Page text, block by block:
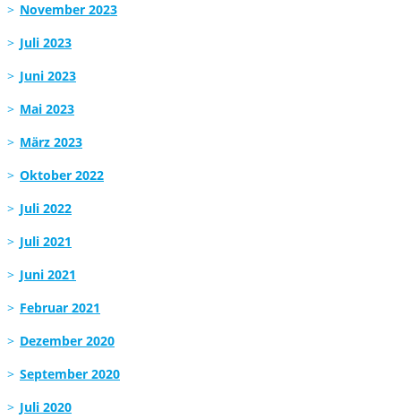
November 2023
Juli 2023
Juni 2023
Mai 2023
März 2023
Oktober 2022
Juli 2022
Juli 2021
Juni 2021
Februar 2021
Dezember 2020
September 2020
Juli 2020